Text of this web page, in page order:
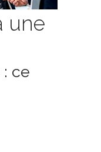
une
ce